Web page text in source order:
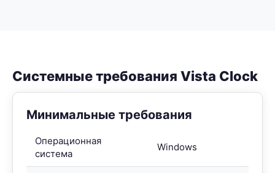
Системные требования Vista Clock
Минимальные требования
Операционная
система
Windows